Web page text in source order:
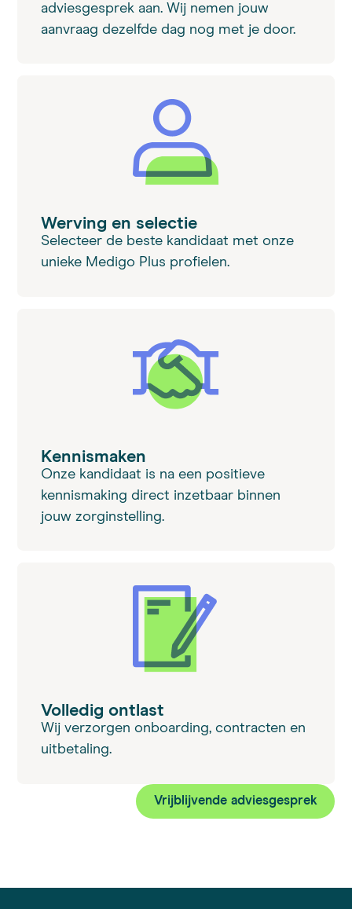
adviesgesprek aan. Wij nemen jouw
aanvraag dezelfde dag nog met je door.
Werving en selectie
Selecteer de beste kandidaat met onze
unieke Medigo Plus profielen.
Kennismaken
Onze kandidaat is na een positieve
kennismaking direct inzetbaar binnen
jouw zorginstelling.
Volledig ontlast
Wij verzorgen onboarding, contracten en
uitbetaling.
Vrijblijvende adviesgesprek